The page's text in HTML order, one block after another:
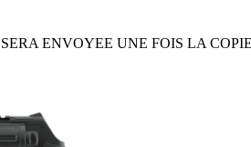
ENVOYEE UNE FOIS LA